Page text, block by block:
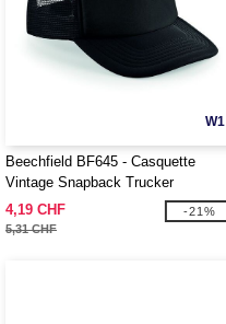
W1
Beechfield BF645 - Casquette
Vintage Snapback Trucker
4,19 CHF
5,31 CHF
-21%